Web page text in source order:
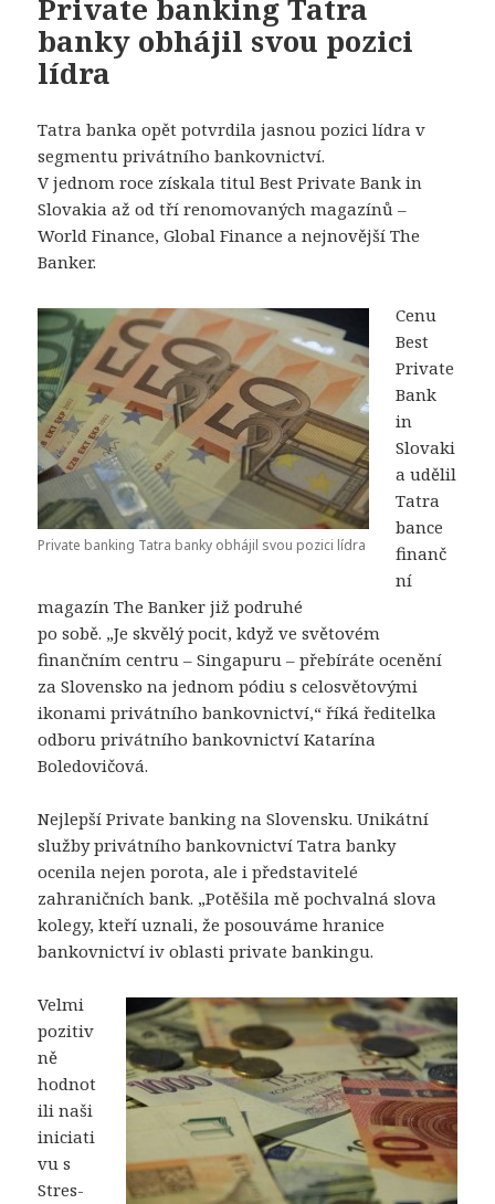
Private banking Tatra
banky obhájil svou pozici
lídra
Tatra banka opět potvrdila jasnou pozici lídra v
segmentu privátního bankovnictví.
V jednom roce získala titul Best Private Bank in
Slovakia až od tří renomovaných magazínů –
World Finance, Global Finance a nejnovější The
Banker.
Private banking Tatra banky obhájil svou pozici lídra
Cenu
Best
Private
Bank
in
Slovaki
a udělil
Tatra
bance
finanč
ní
magazín The Banker již podruhé
po sobě. „Je skvělý pocit, když ve světovém
finančním centru – Singapuru – přebíráte ocenění
za Slovensko na jednom pódiu s celosvětovými
ikonami privátního bankovnictví,“ říká ředitelka
odboru privátního bankovnictví Katarína
Boledovičová.
Nejlepší Private banking na Slovensku. Unikátní
služby privátního bankovnictví Tatra banky
ocenila nejen porota, ale i představitelé
zahraničních bank. „Potěšila mě pochvalná slova
kolegy, kteří uznali, že posouváme hranice
bankovnictví iv oblasti private bankingu.
Velmi
pozitiv
ně
hodnot
ili naši
iniciati
vu s
Stres-